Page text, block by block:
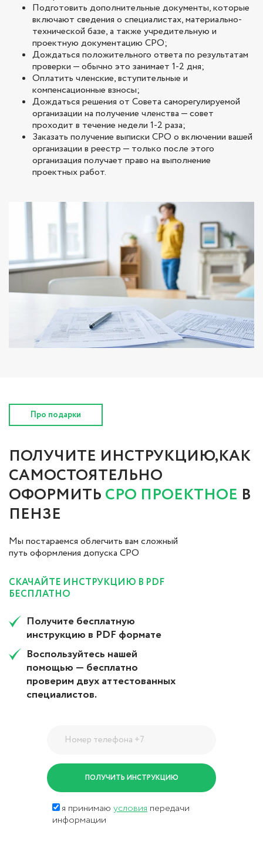
Подготовить дополнительные документы, которые
включают сведения о специалистах, материально-
технической базе, а также учредительную и
проектную документацию СРО;
Дождаться положительного ответа по результатам
проверки — обычно это занимает 1-2 дня;
Оплатить членские, вступительные и
компенсационные взносы;
Дождаться решения от Совета саморегулируемой
организации на получение членства — совет
проходит в течение недели 1-2 раза;
Заказать получение выписки СРО о включении вашей
организации в реестр — только после этого
организация получает право на выполнение
проектных работ.
Про подарки
ПОЛУЧИТЕ ИНСТРУКЦИЮ,КАК
САМОСТОЯТЕЛЬНО
ОФОРМИТЬ СРО ПРОЕКТНОЕ В
ПЕНЗЕ
Мы постараемся облегчить вам сложный
путь оформления допуска СРО
СКАЧАЙТЕ ИНСТРУКЦИЮ В PDF
БЕСПЛАТНО
Получите бесплатную
инструкцию в PDF формате
Воспользуйтесь нашей
помощью — бесплатно
проверим двух аттестованных
специалистов.
я принимаю условия передачи
информации